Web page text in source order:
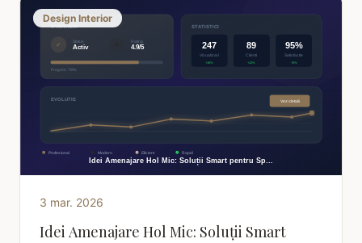
Design Interior
3 mar. 2026
Idei Amenajare Hol Mic: Soluții Smart